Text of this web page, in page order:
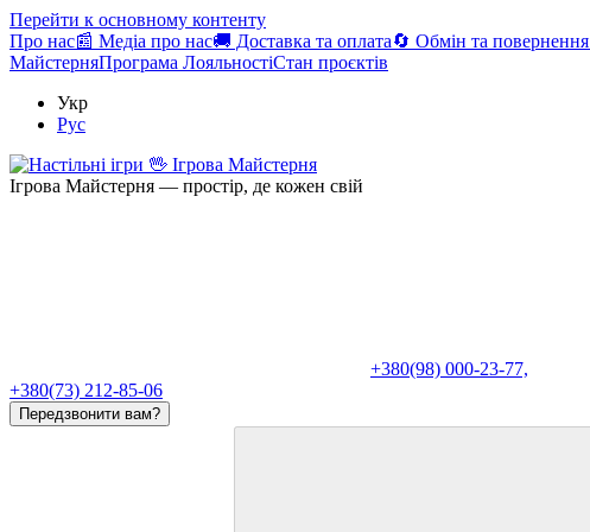
Перейти к основному контенту
Про нас📰 Медіа про нас🚚 Доставка та оплата🔄 Обмін та повернення
МайстерняПрограма ЛояльностіСтан проєктів
Укр
Рус
Ігрова Майстерня — простір, де кожен свій
+380(98) 000-23-77,
+380(73) 212-85-06
Передзвонити вам?